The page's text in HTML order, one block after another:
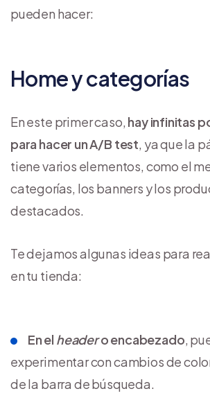
pueden hacer:
Home y categorías
En este primer caso, hay infinitas
para hacer un A/B test, ya que la
tiene varios elementos, como el
categorías, los banners y los
destacados.
Te dejamos algunas ideas para
en tu tienda:
En el headero encabezado,
experimentar con cambios de
de la barra de búsqueda.